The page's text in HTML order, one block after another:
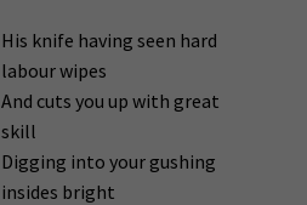
His knife having seen hard
labour wipes
And cuts you up with great
skill
Digging into your gushing
insides bright